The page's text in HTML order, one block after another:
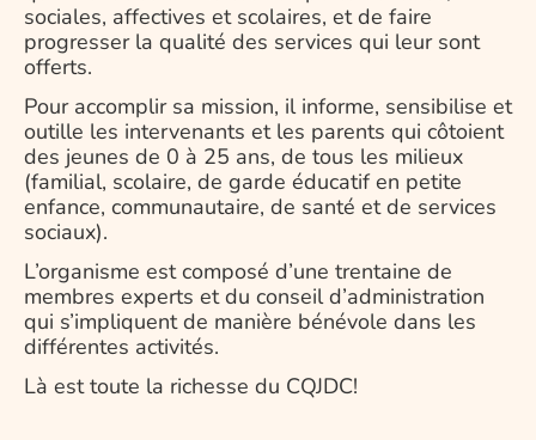
sociales, affectives et scolaires, et de faire
progresser la qualité des services qui leur sont
offerts.
Pour accomplir sa mission, il informe, sensibilise et
outille les intervenants et les parents qui côtoient
des jeunes de 0 à 25 ans, de tous les milieux
(familial, scolaire, de garde éducatif en petite
enfance, communautaire, de santé et de services
sociaux).
L’organisme est composé d’une trentaine de
membres experts et du conseil d’administration
qui s’impliquent de manière bénévole dans les
différentes activités.
Là est toute la richesse du CQJDC!